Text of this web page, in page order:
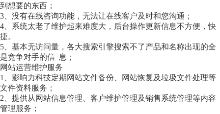
到想要的东西；
3、没有在线咨询功能，无法让在线客户及时和您沟通；
4、系统太老了维护起来难度大，后台操作更新信息不方便，快
捷。
5、基本无访问量，各大搜索引擎搜索不了产品和名称出现的全
是竞争对手的信 息；
网站运营维护服务
1、影响力科技定期网站文件备份、网站恢复及垃圾文件处理等
文件资料服务；
2、提供从网站信息管理、客户维护管理及销售系统管理等内容
管理服务；